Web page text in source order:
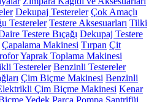
Dekupaj Testereler Çok Amaçlı
Testereler Testere Aksesuarları Tilki
Testere Bıçağı Dekupaj Testere
Çapalama Makinesi Tırpan Çit
Yaprak Toplama Makinesi
Testereler Benzinli Testereler
Çim Biçme Makinesi Benzinli
Çim Biçme Makinesi Kenar
Yedek Parça Pompa Santrifüj